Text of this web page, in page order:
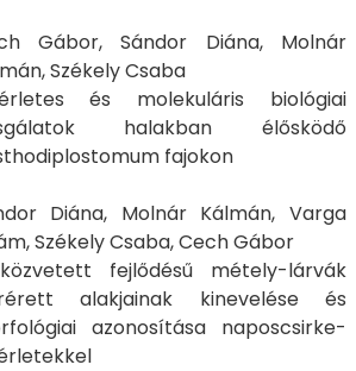
Gábor, Sándor Diána, Molnár
Székely Csaba
és molekuláris biológiai
halakban élősködő
fajokon
Diána, Molnár Kálmán, Varga
Székely Csaba, Cech Gábor
fejlődésű métely-lárvák
alakjainak kinevelése és
azonosítása naposcsirke-